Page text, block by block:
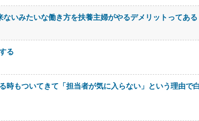
いみたいな働き方を扶養主婦がやるデメリットってあ
る
時もついてきて「担当者が気に入らない」という理由で